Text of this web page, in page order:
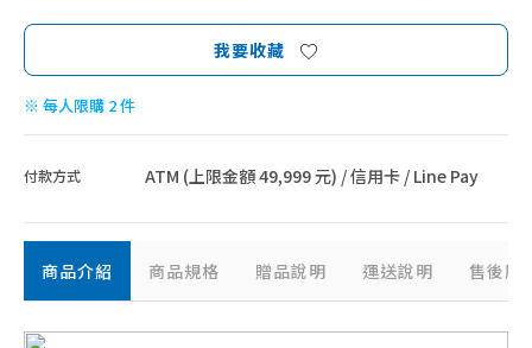
我要收藏
※ 每人限購 2 件
付款方式 ATM (上限金額 49,999 元) / 信用卡 / Line Pay
商品介紹 商品規格 贈品說明 運送說明 售後服